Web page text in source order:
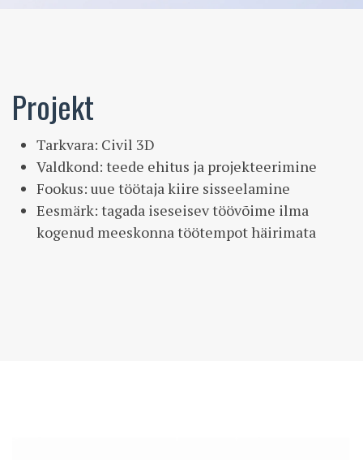
Projekt
Tarkvara: Civil 3D
Valdkond: teede ehitus ja projekteerimine
Fookus: uue töötaja kiire sisseelamine
Eesmärk: tagada iseseisev töövõime ilma
kogenud meeskonna töötempot häirimata